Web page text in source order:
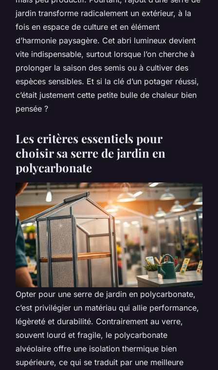
jardin transforme radicalement un extérieur, à la
fois en espace de culture et en élément
d’harmonie paysagère. Cet abri lumineux devient
vite indispensable, surtout lorsque l’on cherche à
prolonger la saison des semis ou à cultiver des
espèces sensibles. Et si la clé d’un potager réussi,
c’était justement cette petite bulle de chaleur bien
pensée ?
Les critères essentiels pour
choisir sa serre de jardin en
polycarbonate
Opter pour une serre de jardin en polycarbonate,
c’est privilégier un matériau qui allie performance,
légèreté et durabilité. Contrairement au verre,
souvent lourd et fragile, le polycarbonate
alvéolaire offre une isolation thermique bien
supérieure, ce qui se traduit par une meilleure